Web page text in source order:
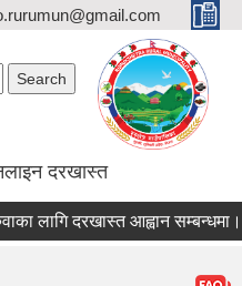
दरखास्त
दरखास्त आह्वान सम्बन्धमा।